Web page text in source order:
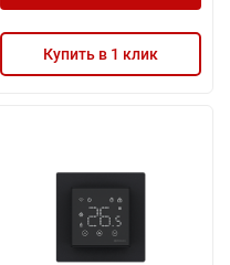
Купить в 1 клик